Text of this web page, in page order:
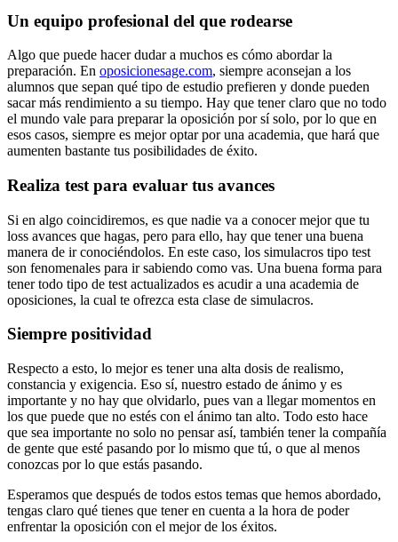
Un equipo profesional del que rodearse
Algo que puede hacer dudar a muchos es cómo abordar la
preparación. En oposicionesage.com, siempre aconsejan a los
alumnos que sepan qué tipo de estudio prefieren y donde pueden
sacar más rendimiento a su tiempo. Hay que tener claro que no todo
el mundo vale para preparar la oposición por sí solo, por lo que en
esos casos, siempre es mejor optar por una academia, que hará que
aumenten bastante tus posibilidades de éxito.
Realiza test para evaluar tus avances
Si en algo coincidiremos, es que nadie va a conocer mejor que tu
loss avances que hagas, pero para ello, hay que tener una buena
manera de ir conociéndolos. En este caso, los simulacros tipo test
son fenomenales para ir sabiendo como vas. Una buena forma para
tener todo tipo de test actualizados es acudir a una academia de
oposiciones, la cual te ofrezca esta clase de simulacros.
Siempre positividad
Respecto a esto, lo mejor es tener una alta dosis de realismo,
constancia y exigencia. Eso sí, nuestro estado de ánimo y es
importante y no hay que olvidarlo, pues van a llegar momentos en
los que puede que no estés con el ánimo tan alto. Todo esto hace
que sea importante no solo no pensar así, también tener la compañía
de gente que esté pasando por lo mismo que tú, o que al menos
conozcas por lo que estás pasando.
Esperamos que después de todos estos temas que hemos abordado,
tengas claro qué tienes que tener en cuenta a la hora de poder
enfrentar la oposición con el mejor de los éxitos.